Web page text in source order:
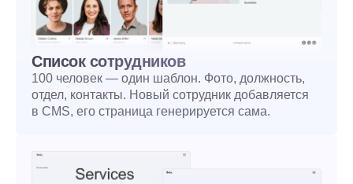
Список сотрудников
100 человек — один шаблон. Фото, должность,
отдел, контакты. Новый сотрудник добавляется
в CMS, его страница генерируется сама.